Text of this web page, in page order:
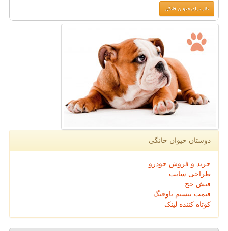
دوستان حیوان خانگی
خرید و فروش خودرو
طراحی سایت
فیش حج
قیمت بیسیم باوفنگ
کوتاه کننده لینک